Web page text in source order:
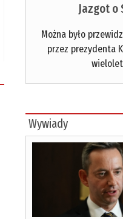
Jazgot o
Można było
przez prezydenta
Wywiady